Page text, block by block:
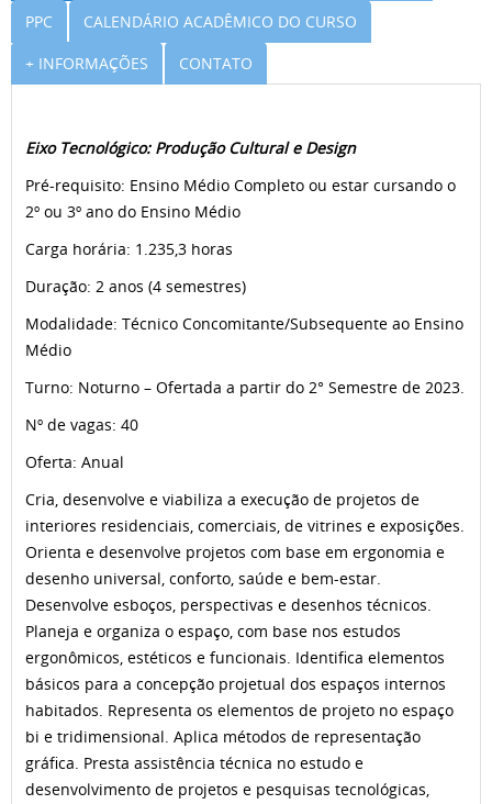
PPC
CALENDÁRIO ACADÊMICO DO CURSO
+ INFORMAÇÕES
CONTATO
Eixo Tecnológico: Produção Cultural e Design
Pré-requisito: Ensino Médio Completo ou estar cursando o
2º ou 3º ano do Ensino Médio
Carga horária: 1.235,3 horas
Duração: 2 anos (4 semestres)
Modalidade: Técnico Concomitante/Subsequente ao Ensino
Médio
Turno: Noturno – Ofertada a partir do 2° Semestre de 2023.
Nº de vagas: 40
Oferta: Anual
Cria, desenvolve e viabiliza a execução de projetos de
interiores residenciais, comerciais, de vitrines e exposições.
Orienta e desenvolve projetos com base em ergonomia e
desenho universal, conforto, saúde e bem-estar.
Desenvolve esboços, perspectivas e desenhos técnicos.
Planeja e organiza o espaço, com base nos estudos
ergonômicos, estéticos e funcionais. Identifica elementos
básicos para a concepção projetual dos espaços internos
habitados. Representa os elementos de projeto no espaço
bi e tridimensional. Aplica métodos de representação
gráfica. Presta assistência técnica no estudo e
desenvolvimento de projetos e pesquisas tecnológicas,